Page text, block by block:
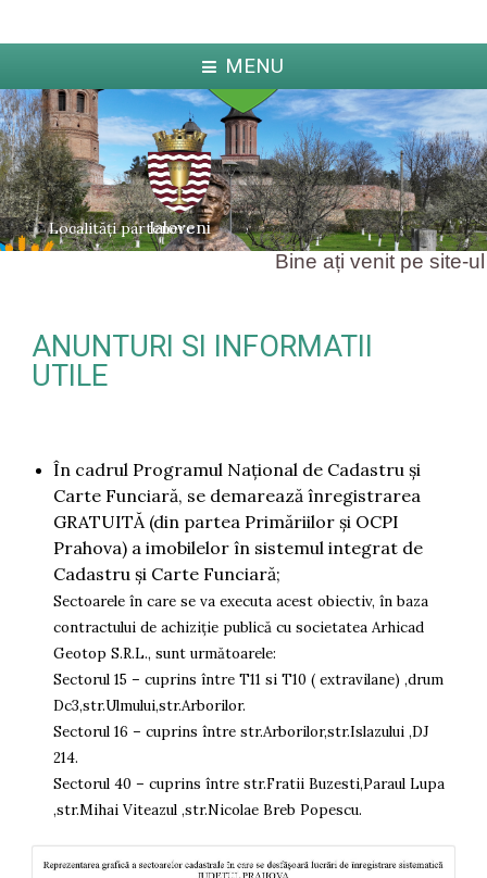
MENU
Localități partenere
Ialoveni
Bine ați venit pe site-ul
ANUNTURI SI INFORMATII
UTILE
În cadrul Programul Naţional de Cadastru şi
Carte Funciară, se demarează înregistrarea
GRATUITĂ (din partea Primăriilor și OCPI
Prahova) a imobilelor în sistemul integrat de
Cadastru şi Carte Funciară;
Sectoarele în care se va executa acest obiectiv, în baza
contractului de achiziție publică cu societatea Arhicad
Geotop S.R.L., sunt următoarele:
Sectorul 15 – cuprins între T11 si T10 ( extravilane) ,drum
Dc3,str.Ulmului,str.Arborilor.
Sectorul 16 – cuprins între str.Arborilor,str.Islazului ,DJ
214.
Sectorul 40 – cuprins între str.Fratii Buzesti,Paraul Lupa
,str.Mihai Viteazul ,str.Nicolae Breb Popescu.